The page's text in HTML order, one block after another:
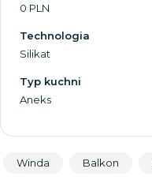
0 PLN
Technologia
Silikat
Typ kuchni
Aneks
Winda Balkon